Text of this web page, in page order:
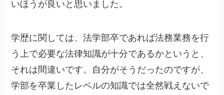
いほうが良いと思いました。
学歴に関しては、法学部卒であれば法務業務を行
う上で必要な法律知識が十分であるかというと、
それは間違いです。自分がそうだったのですが、
学部を卒業したレベルの知識では全然戦えないで